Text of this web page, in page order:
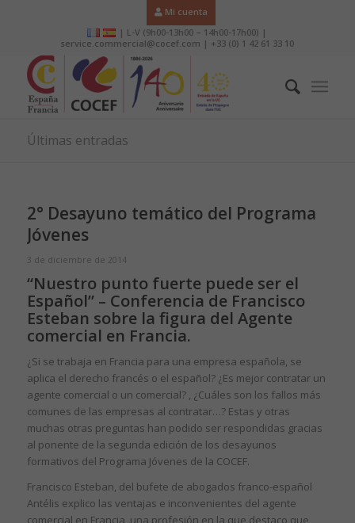
Mi cuenta
| L-V (9h00-13h00 – 14h00-17h00) |
service.commercial@cocef.com | +33 (0) 1 42 61 33 10
Últimas entradas
2° Desayuno temático del Programa
Jóvenes
3 de diciembre de 2014
“Nuestro punto fuerte puede ser el
Español” – Conferencia de Francisco
Esteban sobre la figura del Agente
comercial en Francia.
¿Si se trabaja en Francia para una empresa española, se
aplica el derecho francés o el español? ¿Es mejor contratar un
agente comercial o un comercial? , ¿Cuáles son los fallos más
comunes de las empresas al contratar…? Estas y otras
muchas otras preguntas han podido ser respondidas gracias
al ponente de la segunda edición de los desayunos
formativos del Programa Jóvenes de la COCEF.
Francisco Esteban, del bufete de abogados franco-español
Antélis explico las ventajas e inconvenientes del agente
comercial en Francia, una profesión en la que destaco que